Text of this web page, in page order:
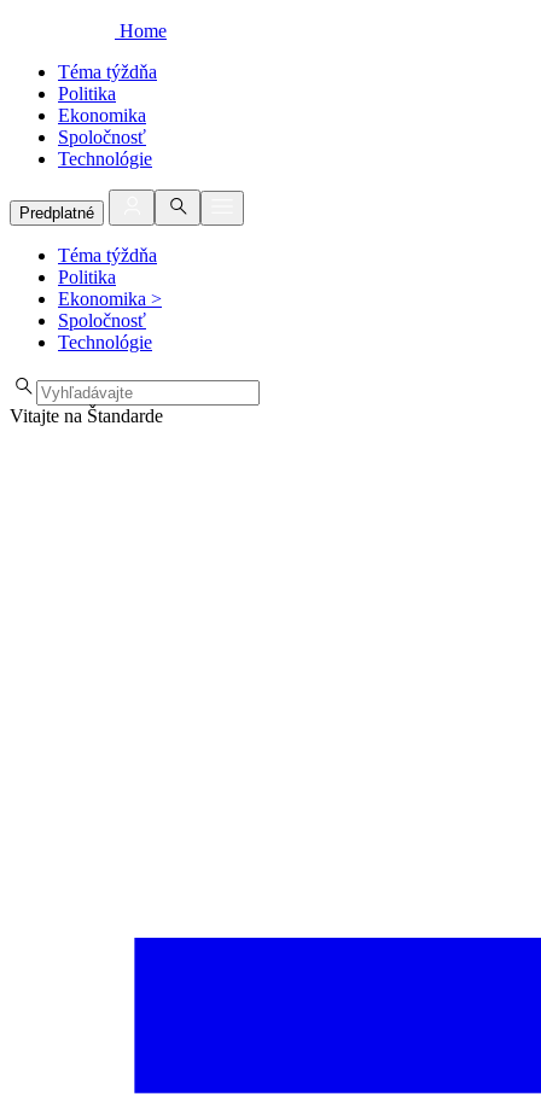
Home
Téma týždňa
Politika
Ekonomika
Spoločnosť
Technológie
Predplatné
Téma týždňa
Politika
Ekonomika >
Spoločnosť
Technológie
Vitajte na Štandarde